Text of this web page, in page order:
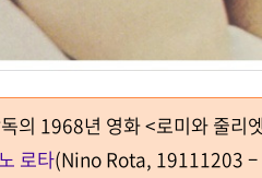
의 1968년 영화<로미와 줄리엣
로타(Nino Rota, 19111203 –